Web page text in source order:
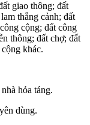
giao thông; đất
thắng cảnh; đất
cộng; đất công
thông; đất chợ; đất
khác.
hỏa táng.
dùng.